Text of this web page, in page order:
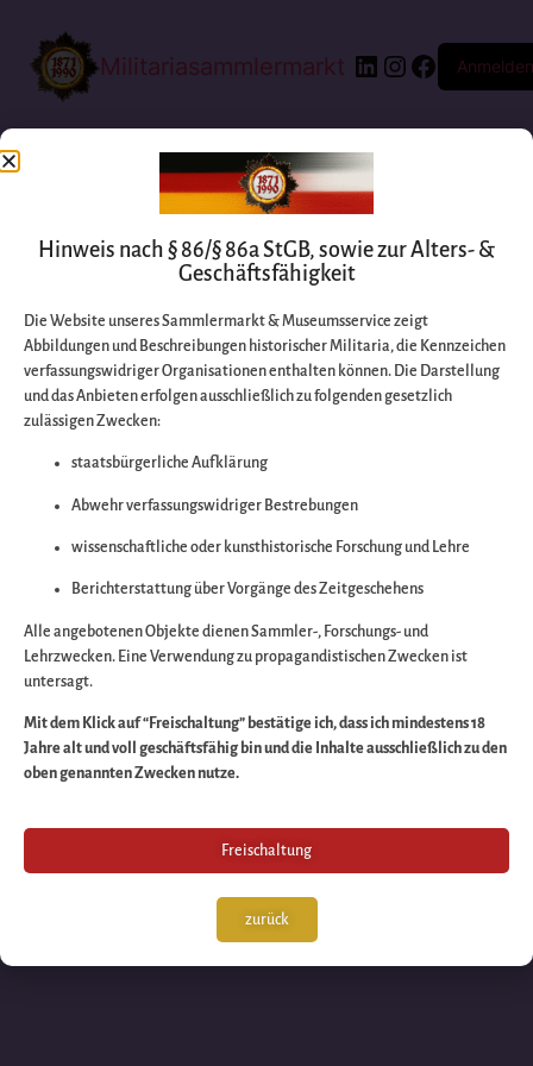
Militariasammlermarkt Anmelden
Entschuldigen Sie
bitte die
Wir arbeiten an
großartigen Sache
schauen Sie bald
wieder vorbei!
Hinweis nach § 86/§ 86a StGB, sowie zur Alters- &
Geschäftsfähigkeit
Die Website unseres Sammlermarkt & Museumsservice zeigt
Abbildungen und Beschreibungen historischer Militaria, die Kennzeichen
verfassungswidriger Organisationen enthalten können. Die Darstellung
und das Anbieten erfolgen ausschließlich zu folgenden gesetzlich
zulässigen Zwecken:
staatsbürgerliche Aufklärung
Abwehr verfassungswidriger Bestrebungen
wissenschaftliche oder kunsthistorische Forschung und Lehre
Berichterstattung über Vorgänge des Zeitgeschehens
Alle angebotenen Objekte dienen Sammler-, Forschungs- und
Lehrzwecken. Eine Verwendung zu propagandistischen Zwecken ist
untersagt.
Mit dem Klick auf “Freischaltung” bestätige ich, dass ich mindestens 18
Jahre alt und voll geschäftsfähig bin und die Inhalte ausschließlich zu den
oben genannten Zwecken nutze.
Freischaltung
zurück